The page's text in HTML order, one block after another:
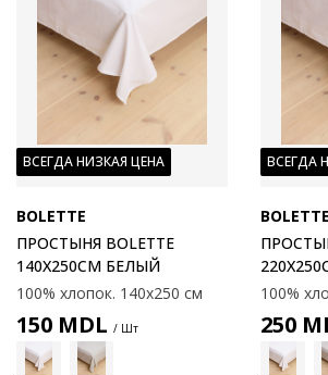
ВСЕГДА НИЗКАЯ ЦЕНА
BOLETTE
ПРОСТЫНЯ BOLETTE
140X250СМ БЕЛЫЙ
100% хлопок. 140x250 см
150 MDL / Шт
ВСЕГДА
BOLETTE
100%
250